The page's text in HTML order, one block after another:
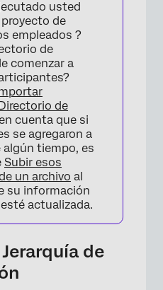
usted
de
empleados ?
de
comenzar a
de
cuenta que si
se agregaron a
tiempo, es
Subir esos
un archivo al
su información
actualizada.
de